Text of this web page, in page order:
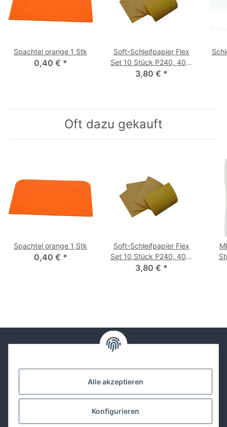
Alle akzeptieren
Konfigurieren
Spachtel orange 1 Stk
0,40 € *
Soft-Schleifpapier Flex
Set 10 Stück P240, 400,
600, 800
3,80 € *
Oft dazu gekauft
Spachtel orange 1 Stk
0,40 € *
Soft-Schleifpapier Flex
Set 10 Stück P240, 400,
600, 800
3,80 € *
Lackwissen